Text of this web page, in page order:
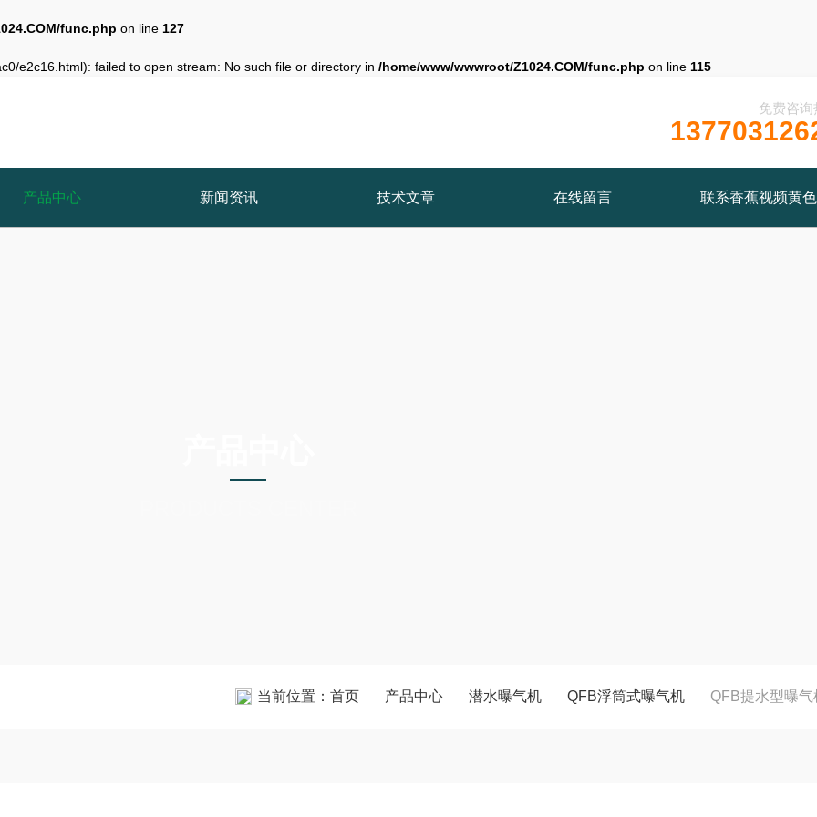
func.php on line 127
e2c16.html): failed to open stream: No such file or directory in /home/www/wwwroot/Z1024.COM/func.php on line 115
免费咨询
产品中心 新闻资讯 技术文章 在线留言 联系香蕉视频黄色
当前位置： 首页 产品中心 潜水曝气机 QFB浮筒式曝气机 QFB提水型曝